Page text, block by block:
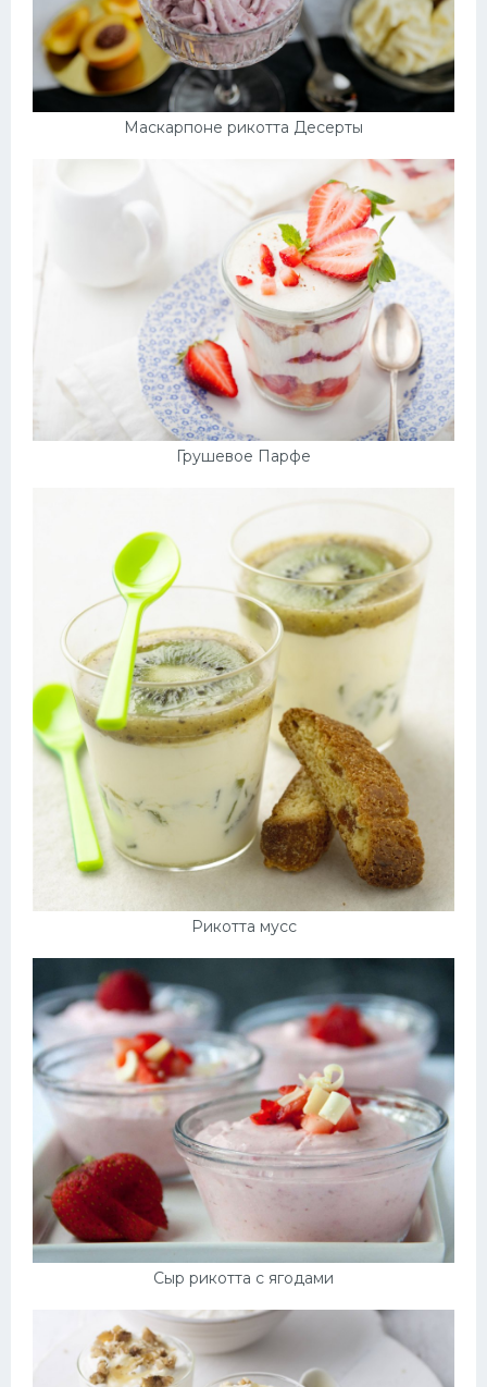
Маскарпоне рикотта Десерты
Грушевое Парфе
Рикотта мусс
Сыр рикотта с ягодами